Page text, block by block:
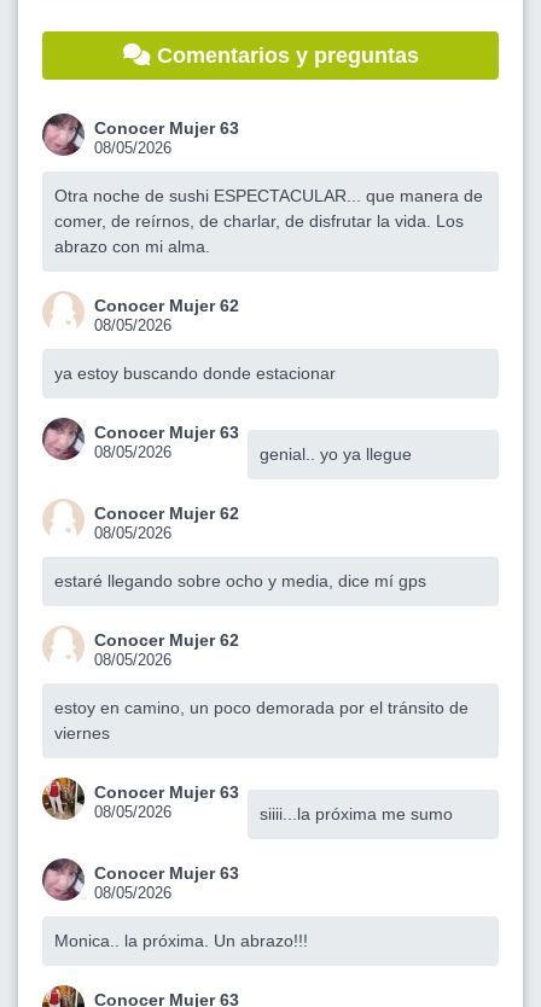
Comentarios y preguntas
Conocer Mujer 63
08/05/2026
Otra noche de sushi ESPECTACULAR... que manera de
comer, de reírnos, de charlar, de disfrutar la vida. Los
abrazo con mi alma.
Conocer Mujer 62
08/05/2026
ya estoy buscando donde estacionar
Conocer Mujer 63
08/05/2026 genial.. yo ya llegue
Conocer Mujer 62
08/05/2026
estaré llegando sobre ocho y media, dice mí gps
Conocer Mujer 62
08/05/2026
estoy en camino, un poco demorada por el tránsito de
viernes
Conocer Mujer 63
08/05/2026 siiii...la próxima me sumo
Conocer Mujer 63
08/05/2026
Monica.. la próxima. Un abrazo!!!
Conocer Mujer 63